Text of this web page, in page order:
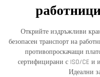
Открийте издръжливи
безопасен транспорт на
противопроскачащи
сертифицирани с ISO/CE и
Идеални